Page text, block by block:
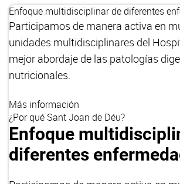
Enfoque multidisciplinar de diferentes
Participamos de manera activa en
unidades multidisciplinares del
mejor abordaje de las patologías
nutricionales.
Más información
¿Por qué Sant Joan de Déu?
Enfoque
diferentes